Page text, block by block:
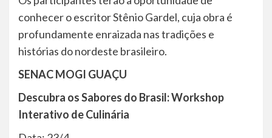
conhecer o escritor Stênio Gardel, cuja obra é
profundamente enraizada nas tradições e
histórias do nordeste brasileiro.
SENAC MOGI GUAÇU
Descubra os Sabores do Brasil: Workshop
Interativo de Culinária